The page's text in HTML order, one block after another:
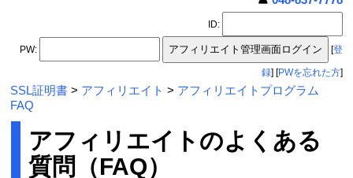
ID:
PW: [登
録] [PWを忘れた方]
SSL証明書 > アフィリエイト > アフィリエイトプログラム
FAQ
アフィリエイトのよくある
質問（FAQ）